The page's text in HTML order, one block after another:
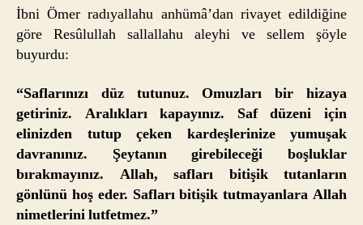
İbni Ömer radıyallahu anhümâ’dan rivayet edildiğine
göre Resûlullah sallallahu aleyhi ve sellem şöyle
buyurdu:
“Saflarınızı düz tutunuz. Omuzları bir hizaya
getiriniz. Aralıkları kapayınız. Saf düzeni için
elinizden tutup çeken kardeşlerinize yumuşak
davranınız. Şeytanın girebileceği boşluklar
bırakmayınız. Allah, safları bitişik tutanların
gönlünü hoş eder. Safları bitişik tutmayanlara Allah
nimetlerini lutfetmez.”